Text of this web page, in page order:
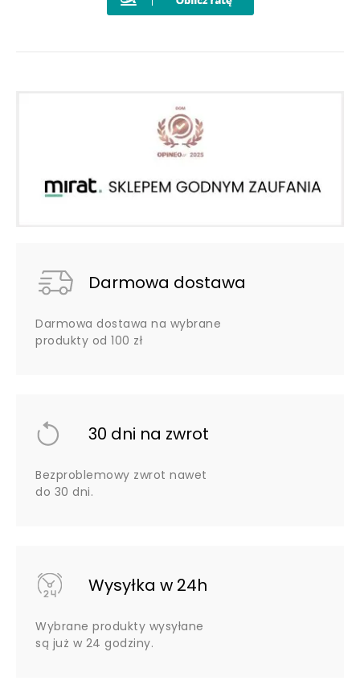
Darmowa dostawa
Darmowa dostawa na wybrane
produkty od 100 zł
30 dni na zwrot
Bezproblemowy zwrot nawet
do 30 dni.
Wysyłka w 24h
Wybrane produkty wysyłane
są już w 24 godziny.